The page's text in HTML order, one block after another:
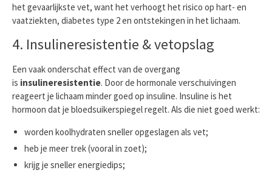
het gevaarlijkste vet, want het verhoogt het risico op hart- en
vaatziekten, diabetes type 2 en ontstekingen in het lichaam.
4. Insulineresistentie & vetopslag
Een vaak onderschat effect van de overgang
is insulineresistentie. Door de hormonale verschuivingen
reageert je lichaam minder goed op insuline. Insuline is het
hormoon dat je bloedsuikerspiegel regelt. Als die niet goed werkt:
worden koolhydraten sneller opgeslagen als vet;
heb je meer trek (vooral in zoet);
krijg je sneller energiedips;